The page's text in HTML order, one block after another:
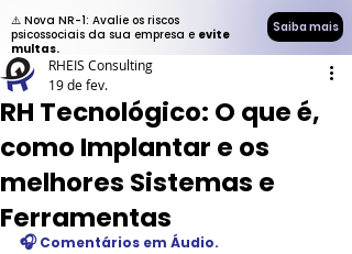
⚠️ Nova NR-1: Avalie os riscos
psicossociais da sua empresa e evite
multas.
Saiba mais
RH Tecnológico: O que é,
como Implantar e os
melhores Sistemas e
Ferramentas
RHEIS Consulting
19 de fev.
🎧 Comentários em Áudio.